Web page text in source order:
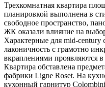
Трехкомнатная квартира
планировкой выполнена в
свободное пространство,
ЖК оказали влияние на
Характерные для mid-century
лаконичность с грамотно
вкраплениями проявляются
Квартира обставлена
фабрики Ligne Roset. На
кухонный гарнитур